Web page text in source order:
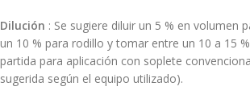
Dilución : Se sugiere diluir un 5 % en volumen
un 10 % para rodillo y tomar entre un 10 a 15
partida para aplicación con soplete
sugerida según el equipo utilizado).